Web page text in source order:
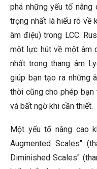
phá những yếu tố nâng
trọng nhất là hiểu rõ về
âm điệu) trong LCC.
một lực hút về một âm
nhất trong thang âm
giúp bạn tạo ra những
thời cũng cho phép bạn
và bất ngờ khi cần thiết.
Một yếu tố nâng cao
Augmented Scales"
Diminished Scales"